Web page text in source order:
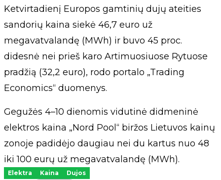
Ketvirtadienį Europos gamtinių dujų ateities
sandorių kaina siekė 46,7 euro už
megavatvalandę (MWh) ir buvo 45 proc.
didesnė nei prieš karo Artimuosiuose Rytuose
pradžią (32,2 euro), rodo portalo „Trading
Economics“ duomenys.
Gegužės 4–10 dienomis vidutinė didmeninė
elektros kaina „Nord Pool“ biržos Lietuvos kainų
zonoje padidėjo daugiau nei du kartus nuo 48
iki 100 eurų už megavatvalandę (MWh).
Elektra Kaina Dujos